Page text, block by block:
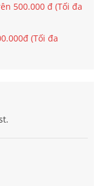
500.000 đ (Tối đa
(Tối đa